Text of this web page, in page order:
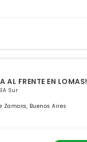
AL FRENTE EN LOMAS!
Sur
Buenos Aires